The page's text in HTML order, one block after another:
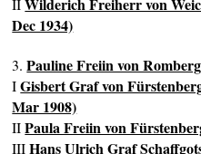
IIWilderich Freiherr von
Dec 1934)
3.Pauline Freiin von
IGisbert Graf von
Mar 1908)
IIPaula Freiin von
IIIHans Ulrich Graf